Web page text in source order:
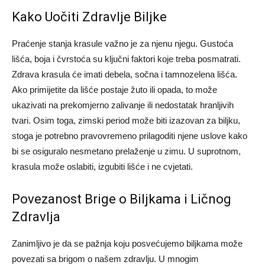
Kako Uočiti Zdravlje Biljke
Praćenje stanja krasule važno je za njenu njegu. Gustoća
lišća, boja i čvrstoća su ključni faktori koje treba posmatrati.
Zdrava krasula će imati debela, sočna i tamnozelena lišća.
Ako primijetite da lišće postaje žuto ili opada, to može
ukazivati na prekomjerno zalivanje ili nedostatak hranljivih
tvari. Osim toga, zimski period može biti izazovan za biljku,
stoga je potrebno pravovremeno prilagoditi njene uslove kako
bi se osiguralo nesmetano prelaženje u zimu. U suprotnom,
krasula može oslabiti, izgubiti lišće i ne cvjetati.
Povezanost Brige o Biljkama i Ličnog
Zdravlja
Zanimljivo je da se pažnja koju posvećujemo biljkama može
povezati sa brigom o našem zdravlju. U mnogim